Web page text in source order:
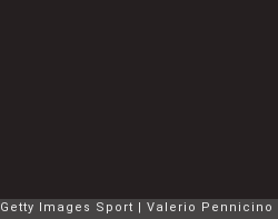
Getty Images Sport Valerio Pennicino